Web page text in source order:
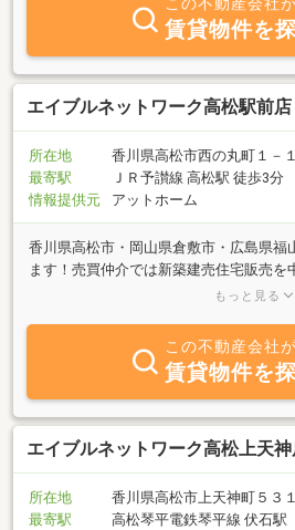
った物件をご紹介できるよう全力でお手
てお部屋を探される方、転勤で新居をお
部屋探しをされる際には、是非一度『信
ご相談下さい。お客様の御来店をスタッ
上げます。
この不動産会社
賃貸物件を
エイブルネットワーク高松駅前
所在地
香川県高松市西の丸町１－１
最寄駅
ＪＲ予讃線 高松駅 徒歩3分
情報提供元
アットホーム
香川県高松市・岡山県倉敷市・広島県福
ます！売買仲介では新築建売住宅販売
査定から高価買取まで、更には一棟マン
もっと見る
この不動産会社
賃貸物件を
エイブルネットワーク高松上天
所在地
香川県高松市上天神町５３
最寄駅
高松琴平電鉄琴平線 伏石駅